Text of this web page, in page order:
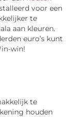
voor een
te
aan kleuren.
euro’s kunt
win!
te
houden